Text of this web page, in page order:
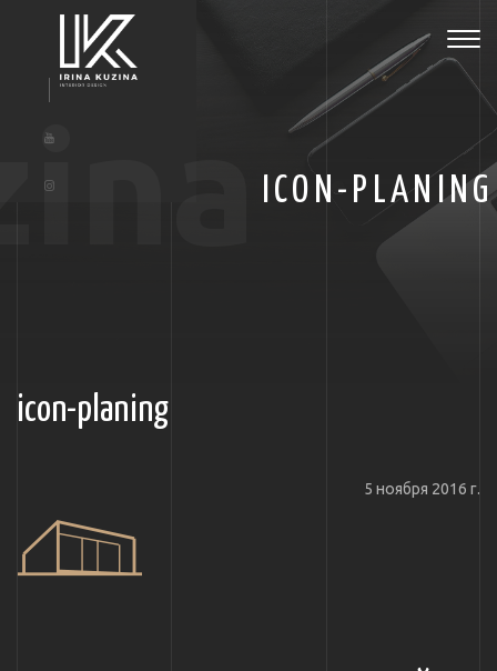
ICON-PLANING
icon-planing
5 ноября 2016 г.